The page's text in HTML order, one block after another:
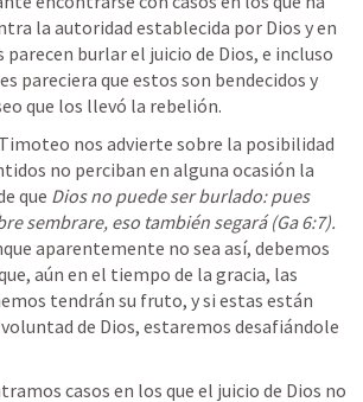
la autoridad establecida por Dios y en
parecen burlar el juicio de Dios, e incluso
pareciera que estos son bendecidos y
que los llevó la rebelión.
nos advierte sobre la posibilidad
no perciban en alguna ocasión la
que Dios no puede ser burlado: pues
sembrare, eso también segará (Ga 6:7
aparentemente no sea así, debemos
aún en el tiempo de la gracia, las
tendrán su fruto, y si estas están
de Dios, estaremos desafiándole
casos en los que el juicio de Dios no